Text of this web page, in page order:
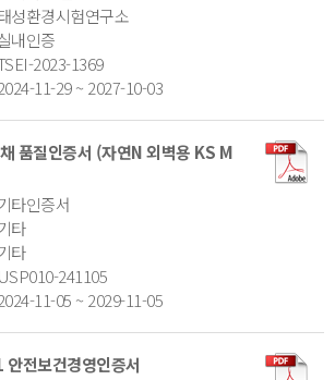
성환경시험연구소
내인증
2023-1369
11-29 ~ 2027-10-03
품질인증서 (자연N 외벽용 KS M
타인증서
타
타
241105
11-05 ~ 2029-11-05
전보건경영인증서